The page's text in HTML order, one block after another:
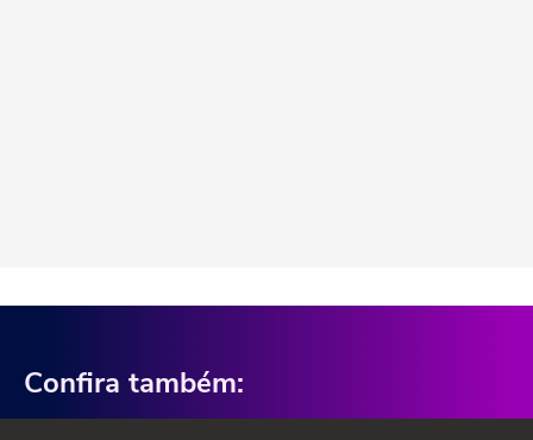
Confira também: